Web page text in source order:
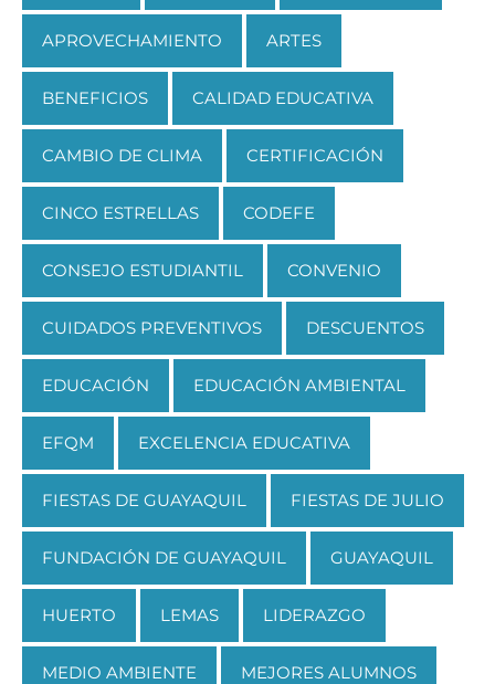
APROVECHAMIENTO ARTES
BENEFICIOS CALIDAD EDUCATIVA
CAMBIO DE CLIMA CERTIFICACIÓN
CINCO ESTRELLAS CODEFE
CONSEJO ESTUDIANTIL CONVENIO
CUIDADOS PREVENTIVOS DESCUENTOS
EDUCACIÓN EDUCACIÓN AMBIENTAL
EFQM EXCELENCIA EDUCATIVA
FIESTAS DE GUAYAQUIL FIESTAS DE JULIO
FUNDACIÓN DE GUAYAQUIL GUAYAQUIL
HUERTO LEMAS LIDERAZGO
MEDIO AMBIENTE MEJORES ALUMNOS